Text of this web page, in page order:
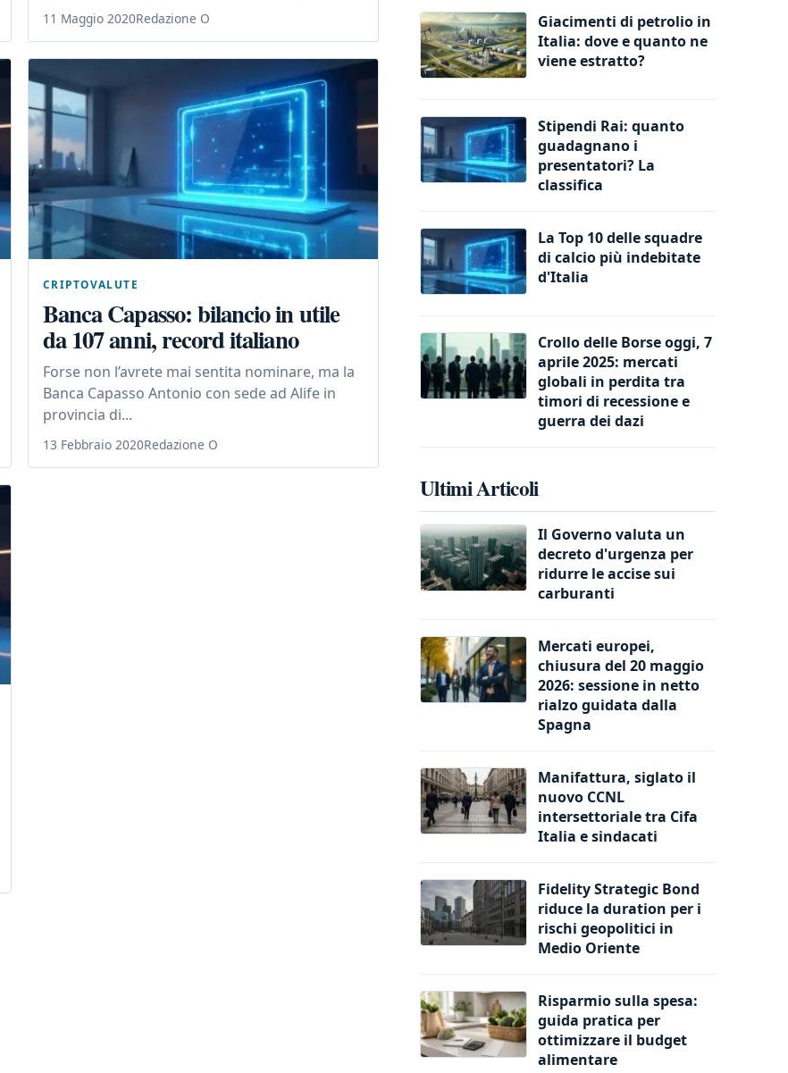
11 Maggio 2020Redazione O
CRIPTOVALUTE
Banca Capasso: bilancio in utile
da 107 anni, record italiano
Forse non l’avrete mai sentita nominare, ma la
Banca Capasso Antonio con sede ad Alife in
provincia di...
13 Febbraio 2020Redazione O
Giacimenti di petrolio in
Italia: dove e quanto ne
viene estratto?
Stipendi Rai: quanto
guadagnano i
presentatori? La
classifica
La Top 10 delle squadre
di calcio più indebitate
d'Italia
Crollo delle Borse oggi, 7
aprile 2025: mercati
globali in perdita tra
timori di recessione e
guerra dei dazi
Ultimi Articoli
Il Governo valuta un
decreto d'urgenza per
ridurre le accise sui
carburanti
Mercati europei,
chiusura del 20 maggio
2026: sessione in netto
rialzo guidata dalla
Spagna
Manifattura, siglato il
nuovo CCNL
intersettoriale tra Cifa
Italia e sindacati
Fidelity Strategic Bond
riduce la duration per i
rischi geopolitici in
Medio Oriente
Risparmio sulla spesa:
guida pratica per
ottimizzare il budget
alimentare